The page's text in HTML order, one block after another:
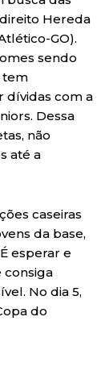
Hereda
GO).
sendo
tem
dívidas com a
Dessa
não
até a
caseiras
da base,
esperar e
consiga
No dia 5,
do